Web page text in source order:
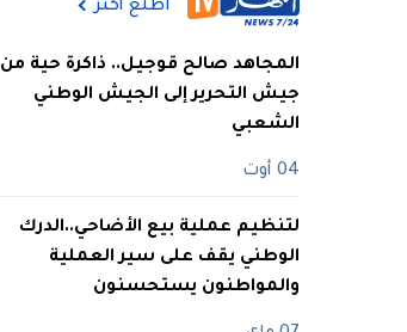
اطلع أكثر
المجاهد صالح قوجيل.. ذاكرة حية من
جيش التحرير إلى الجيش الوطني
الشعبي
04 أوت
لتنظيم عملية بيع الأضاحي..الدرك
الوطني يقف على سير العملية
والمواطنون يستحسنون